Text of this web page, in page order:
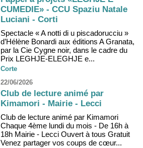
CUMEDIE» - CCU Spaziu Natale
Luciani - Corti
Spectacle « A notti di u piscadorucciu »
d’Hélène Bonardi aux éditions A Granata,
par la Cie Cygne noir, dans le cadre du
Prix LEGHJE-ELEGHJE e...
Corte
22/06/2026
Club de lecture animé par
Kimamori - Mairie - Lecci
Club de lecture animé par Kimamori
Chaque 4ème lundi du mois - De 16h à
18h Mairie - Lecci Ouvert à tous Gratuit
Venez partager vos coups de cœur...